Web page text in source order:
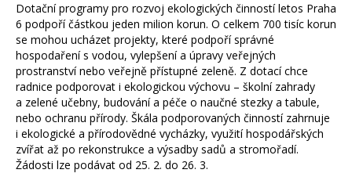
Dotační programy pro rozvoj ekologických činností letos Praha
6 podpoří částkou jeden milion korun. O celkem 700 tisíc korun
se mohou ucházet projekty, které podpoří správné
hospodaření s vodou, vylepšení a úpravy veřejných
prostranství nebo veřejně přístupné zeleně. Z dotací chce
radnice podporovat i ekologickou výchovu – školní zahrady
a zelené učebny, budování a péče o naučné stezky a tabule,
nebo ochranu přírody. Škála podporovaných činností zahrnuje
i ekologické a přírodovědné vycházky, využití hospodářských
zvířat až po rekonstrukce a výsadby sadů a stromořadí.
Žádosti lze podávat od 25. 2. do 26. 3.